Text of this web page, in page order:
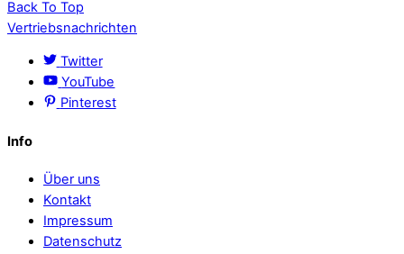
Back To Top
Vertriebsnachrichten
Twitter
YouTube
Pinterest
Info
Über uns
Kontakt
Impressum
Datenschutz